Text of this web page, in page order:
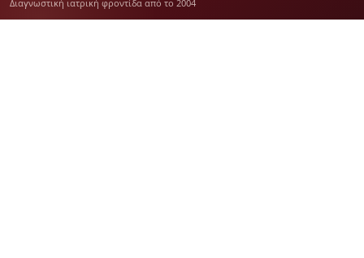
Διαγνωστική ιατρική φροντίδα από το 2004